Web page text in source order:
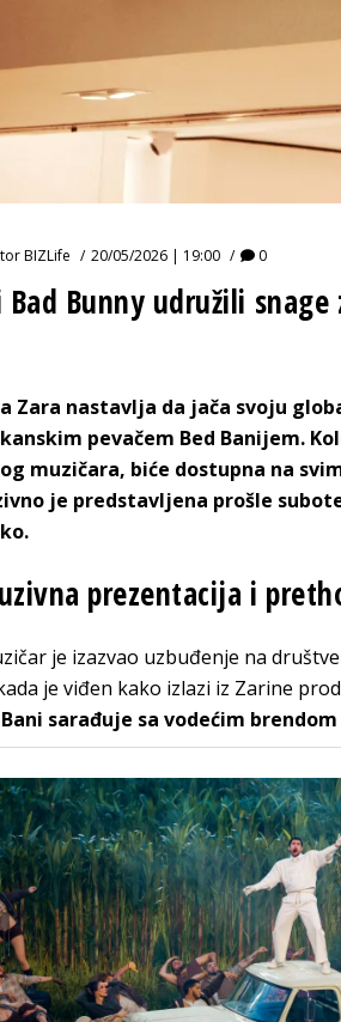
BIZLife 20/05/2026 | 19:00 0
Bad Bunny udružili
Zara nastavlja da jača svoju
pevačem Bed Banijem.
muzičara, biće dostupna na
je predstavljena prošle
prezentacija i
je izazvao uzbuđenje na
je viđen kako izlazi iz Zarine
Bani sarađuje sa vodećim